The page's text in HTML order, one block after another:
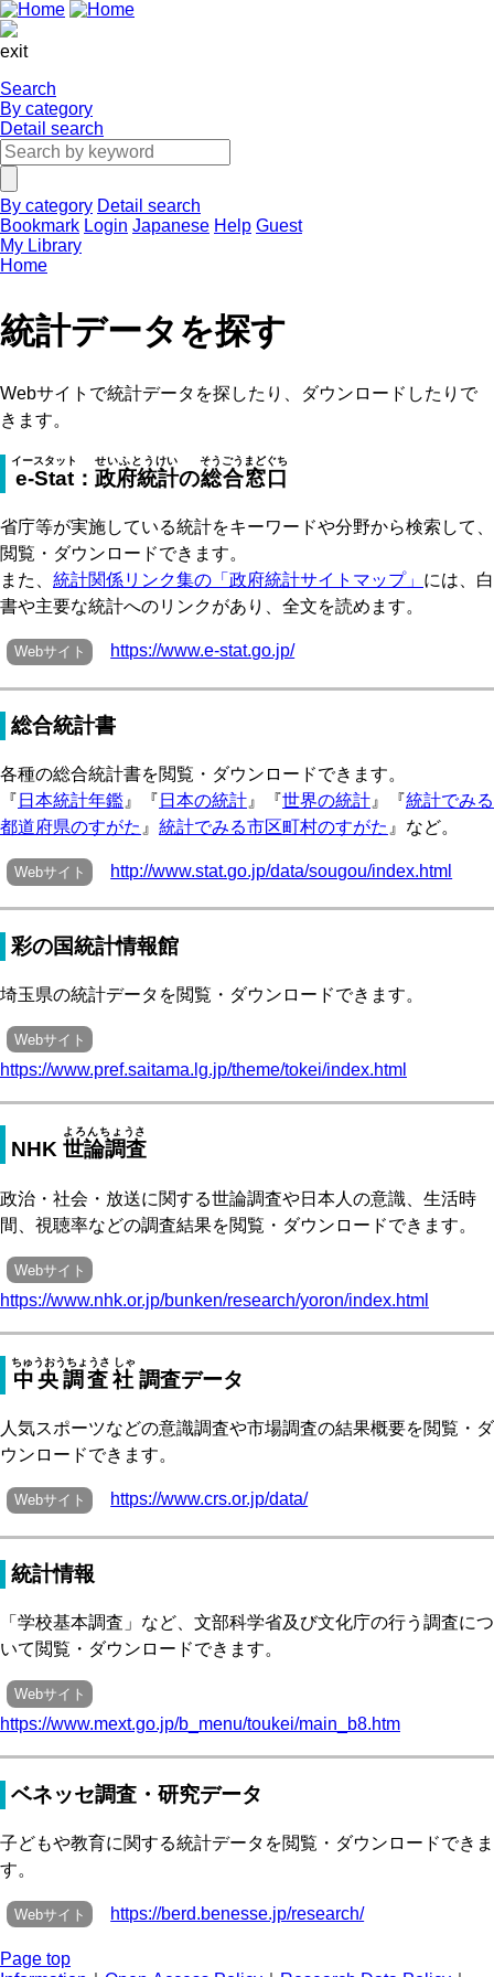
exit
Search
By category
Detail search
By category Detail search
Bookmark Login Japanese Help Guest
My Library
Home
統計データを探す
Webサイトで統計データを探したり、ダウンロードしたりで
きます。
e-Stat
イースタット
： 政府統計
せいふとうけい
の総合窓口
そうごうまどぐち
省庁等が実施している統計をキーワードや分野から検索して、
閲覧・ダウンロードできます。
また、 統計関係リンク集の「政府統計サイトマップ」 には、白
書や主要な統計へのリンクがあり、全文を読めます。
Webサイト https://www.e-stat.go.jp/
総合統計書
各種の総合統計書を閲覧・ダウンロードできます。
『 日本統計年鑑 』『 日本の統計 』『世界の統計 』『統計でみる
都道府県のすがた 』 統計でみる市区町村のすがた 』など。
Webサイト http://www.stat.go.jp/data/sougou/index.html
彩の国統計情報館
埼玉県の統計データを閲覧・ダウンロードできます。
Webサイト
https://www.pref.saitama.lg.jp/theme/tokei/index.html
NHK 世論調査
よろんちょうさ
政治・社会・放送に関する世論調査や日本人の意識、生活時
間、視聴率などの調査結果を閲覧・ダウンロードできます。
Webサイト
https://www.nhk.or.jp/bunken/research/yoron/index.html
中央調査社
ちゅうおうちょうさ しゃ
調査データ
人気スポーツなどの意識調査や市場調査の結果概要を閲覧・ダ
ウンロードできます。
Webサイト https://www.crs.or.jp/data/
統計情報
「学校基本調査」など、文部科学省及び文化庁の行う調査につ
いて閲覧・ダウンロードできます。
Webサイト
https://www.mext.go.jp/b_menu/toukei/main_b8.htm
ベネッセ調査・研究データ
子どもや教育に関する統計データを閲覧・ダウンロードできま
す。
Webサイト https://berd.benesse.jp/research/
Page top